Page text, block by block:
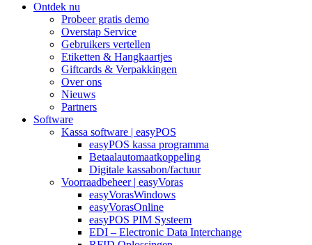
Ontdek nu
Probeer gratis demo
Overstap Service
Gebruikers vertellen
Etiketten & Hangkaartjes
Giftcards & Verpakkingen
Over ons
Nieuws
Partners
Software
Kassa software | easyPOS
easyPOS kassa programma
Betaalautomaatkoppeling
Digitale kassabon/factuur
Voorraadbeheer | easyVoras
easyVorasWindows
easyVorasOnline
easyPOS PIM Systeem
EDI – Electronic Data Interchange